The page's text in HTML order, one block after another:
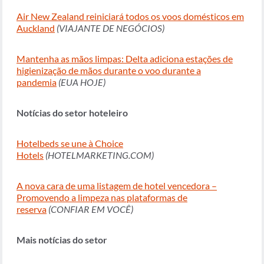
Air New Zealand reiniciará todos os voos domésticos em
Auckland (VIAJANTE DE NEGÓCIOS)
Mantenha as mãos limpas: Delta adiciona estações de
higienização de mãos durante o voo durante a
pandemia (EUA HOJE)
Notícias do setor hoteleiro
Hotelbeds se une à Choice
Hotels (HOTELMARKETING.COM)
A nova cara de uma listagem de hotel vencedora –
Promovendo a limpeza nas plataformas de
reserva (CONFIAR EM VOCÊ)
Mais notícias do setor